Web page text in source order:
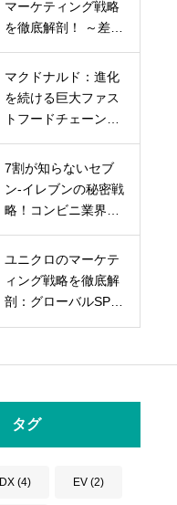
マーケティング戦略
を徹底解剖！ ～差別
題まで～
マクドナルド：進化
を続ける巨大ファス
トフードチェーンの
7割が知らないセブ
ン-イレブンの秘密戦
略！コンビニ業界の
ユニクロのマーケテ
ィング戦略を徹底解
剖：グローバルSPA
タグ
DX (4) EV (2)